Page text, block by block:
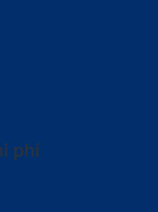
phí